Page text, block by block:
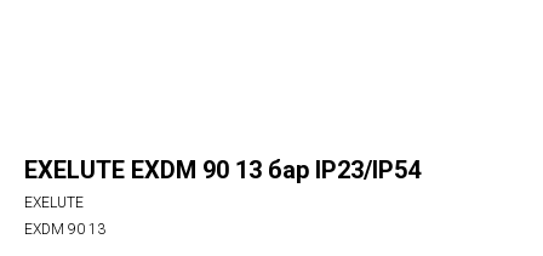
EXELUTE EXDM 90 13 бар IP23/IP54
EXELUTE
EXDM 90 13